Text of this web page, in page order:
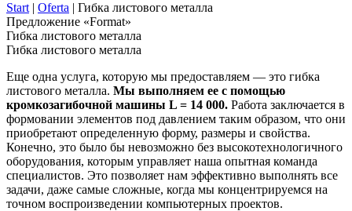
Start | Oferta | Гибка листового металла
Предложение «Format»
Гибка листового металла
Гибка листового металла
Еще одна услуга, которую мы предоставляем — это гибка
листового металла. Мы выполняем ее с помощью
кромкозагибочной машины L = 14 000. Работа заключается в
формовании элементов под давлением таким образом, что они
приобретают определенную форму, размеры и свойства.
Конечно, это было бы невозможно без высокотехнологичного
оборудования, которым управляет наша опытная команда
специалистов. Это позволяет нам эффективно выполнять все
задачи, даже самые сложные, когда мы концентрируемся на
точном воспроизведении компьютерных проектов.